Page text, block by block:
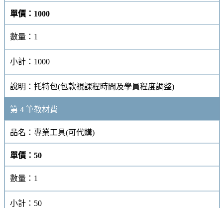
單價： 1000
數量： 1
小計： 1000
說明： 托特包(包款視課程時間及學員程度調整)
第 4 筆教材費
品名： 專業工具(可代購)
單價： 50
數量： 1
小計： 50